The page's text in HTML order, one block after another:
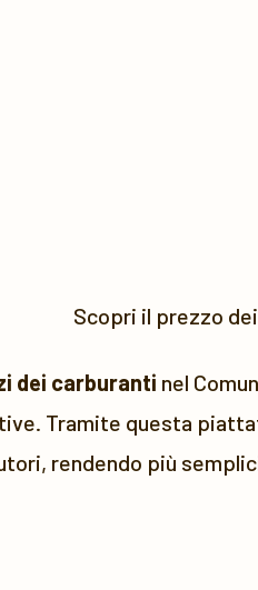
Scopri il prezzo dei
dei carburanti nel
Tramite questa
rendendo più